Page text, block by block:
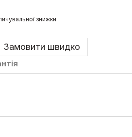
знижки
Замовити швидко